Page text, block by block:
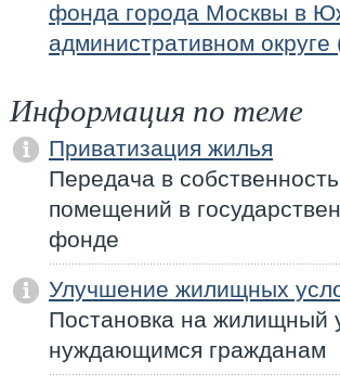
фонда города Москвы в
административном
Информация по теме
Приватизация жилья
Передача в
помещений в
фонде
Улучшение жилищных
Постановка на жилищный
нуждающимся гражданам